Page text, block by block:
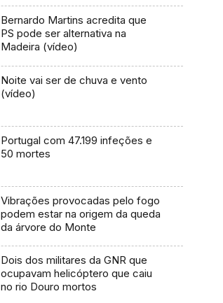
Bernardo Martins acredita que
PS pode ser alternativa na
Madeira (vídeo)
Noite vai ser de chuva e vento
(vídeo)
Portugal com 47.199 infeções e
50 mortes
Vibrações provocadas pelo fogo
podem estar na origem da queda
da árvore do Monte
Dois dos militares da GNR que
ocupavam helicóptero que caiu
no rio Douro mortos